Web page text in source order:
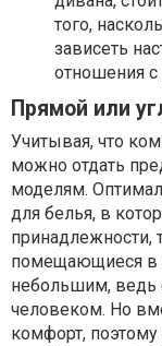
того,
зависеть
отношения с
Прямой или
Учитывая, что
можно отдать
моделям.
для белья, в
принадлежности,
помещающиеся в
небольшим, ведь
человеком. Но
комфорт,